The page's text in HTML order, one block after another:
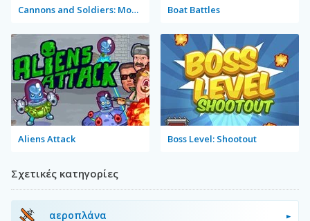
Cannons and Soldiers: Mountain Offense Boat Battles
Aliens Attack Boss Level: Shootout
Σχετικές κατηγορίες
αεροπλάνα